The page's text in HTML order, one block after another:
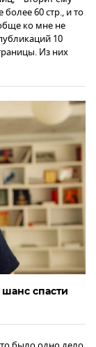
60 стр., и то
ко мне не
10
Из них
спасти